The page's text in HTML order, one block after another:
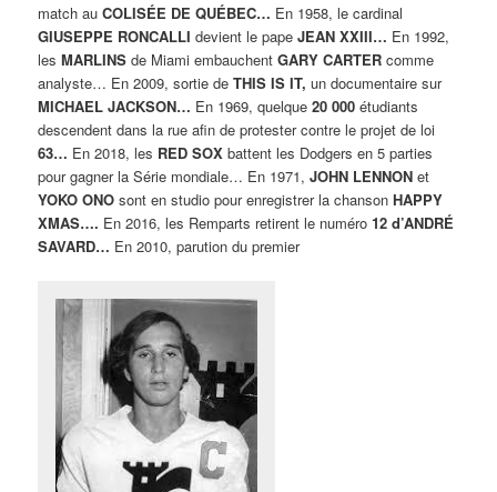
match auCOLISÉE DE QUÉBEC… En 1958, le cardinal
GIUSEPPE RONCALLI devient le papeJEAN XXIII… En 1992,
lesMARLINS de Miami embauchentGARY CARTER comme
analyste… En 2009, sortie deTHIS IS IT, un documentaire sur
MICHAEL JACKSON… En 1969, quelque20 000 étudiants
descendent dans la rue afin de protester contre le projet de loi
63… En 2018, les RED SOX battent les Dodgers en 5 parties
pour gagner la Série mondiale… En 1971,JOHN LENNON et
YOKO ONO sont en studio pour enregistrer la chansonHAPPY
XMAS…. En 2016, les Remparts retirent le numéro12 d’ANDRÉ
SAVARD… En 2010, parution du premier